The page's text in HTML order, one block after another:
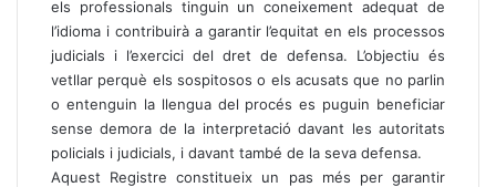
els professionals tinguin un coneixement adequat de
l’idioma i contribuirà a garantir l’equitat en els processos
judicials i l’exercici del dret de defensa. L’objectiu és
vetllar perquè els sospitosos o els acusats que no parlin
o entenguin la llengua del procés es puguin beneficiar
sense demora de la interpretació davant les autoritats
policials i judicials, i davant també de la seva defensa.
Aquest Registre constitueix un pas més per garantir